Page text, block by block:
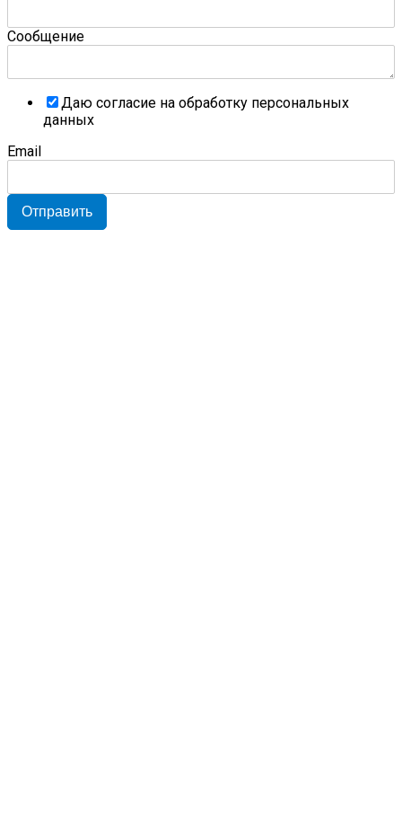
Сообщение
Даю согласие на обработку персональных
данных
Email
Отправить